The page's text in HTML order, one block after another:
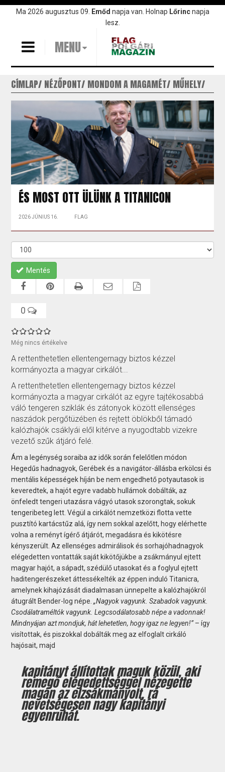
UgrásMa 2026 augusztus 09. Emőd napja van. Holnap Lőrincnapja
lesz.
MENU
CÍMLAP NÉZŐPONT MONDOM A MAGAMÉT MŰHELY
ÉS MOST OTT ÜLÜNK A TITANICON
2026 JÚNIUS 16. FLAG
Mentés
0
Még nincs értékelve
A rettenthetetlen ellentengernagy biztos kézzel
kormányozta a magyar cirkálót...
A rettenthetetlen ellentengernagy biztos kézzel
kormányozta a magyar cirkálót az egyre tajtékosabbá
váló tengeren sziklák és zátonyok között ellenséges
naszádok pergőtüzében és rejtett öblökből támadó
kalózhajók csáklyái elől kitérve a nyugodtabb vizekre
vezető szűk átjáró felé.
Ám a legénység soraiba az idők során felelőtlen módon
Hegedűs hadnagyok, Gerébek és a navigátor-állásba erkölcsi és
mentális képességek híján be nem engedhető potyautasok is
keveredtek, a hajót egyre vadabb hullámok dobálták, az
önfeledt tengeri utazásra vágyó utasok szorongtak, sokuk
tengeribeteg lett. Végül a cirkálót nemzetközi flotta vette
pusztító kartácstűz alá, így nem sokkal azelőtt, hogy elérhette
volna a reményt ígérő átjárót, megadásra és kikötésre
kényszerült. Az ellenséges admirálisok és sorhajóhadnagyok
elégedetten vontatták saját kikötőjükbe a zsákmányul ejtett
magyar hajót, a sápadt, szédülő utasokat és a foglyul ejtett
haditengerészeket áttessékelték az éppen induló Titanicra,
amelynek kihajózását diadalmasan ünnepelte a kalózhajókról
átugrált Bender-log népe.„Nagyok vagyunk. Szabadok vagyunk.
Csodálatraméltók vagyunk. Legcsodálatosabb népe a vadonnak!
Mindnyájan azt mondjuk, hát lehetetlen, hogy igaz ne legyen!”– így
visítottak, és piszokkal dobálták meg az elfoglalt cirkáló
hajósait, majd
kapitányt állítottak maguk közül, aki
remegő elégedettséggel nézegette
magán az elzsákmányolt, rá
nevetségesen nagy kapitányi
egyenruhát.